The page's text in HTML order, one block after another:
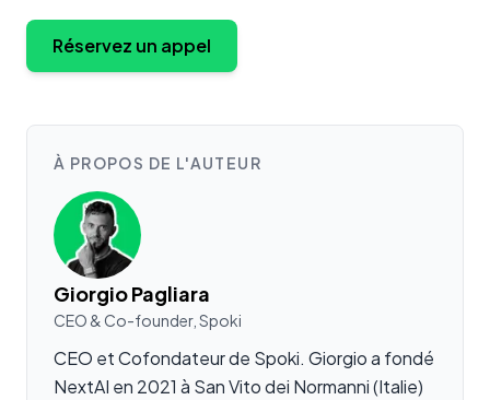
Réservez un appel
À PROPOS DE L'AUTEUR
Giorgio Pagliara
CEO & Co-founder, Spoki
CEO et Cofondateur de Spoki. Giorgio a fondé
NextAI en 2021 à San Vito dei Normanni (Italie)